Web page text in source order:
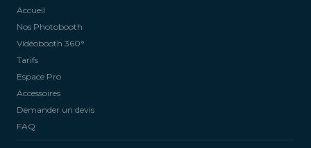
Accueil
Nos Photobooth
Vidéobooth 360°
Tarifs
Espace Pro
Accessoires
Demander un devis
FAQ